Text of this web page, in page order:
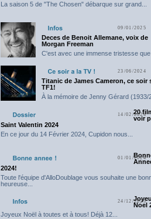
La saison 5 de "The Chosen" débarque sur grand...
09/01/2025
Deces de Benoit Allemane, voix de
Morgan Freeman
C'est avec une immense tristesse
23/06/2024
Titanic de James Cameron, ce soir
TF1!
À la mémoire de Jenny Gérard (1933/
14/02/2024
20
voir
Saint Valentin 2024
En ce jour du 14 Février 2024, Cupidon nous...
01/01/2024
2024!
Toute l'équipe d'AlloDoublage vous souhaite une
heureuse...
24/12/2023
Noel
Joyeux Noël à toutes et à tous! Déjà 12...